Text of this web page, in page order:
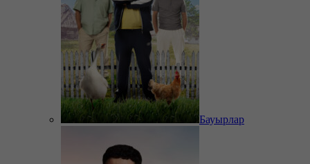
Бауырлар